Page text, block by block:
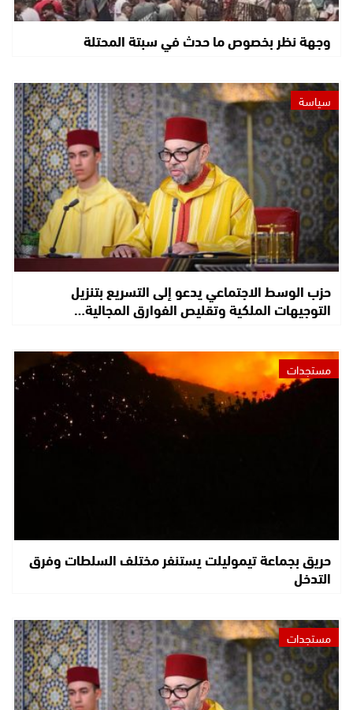
وجهة نظر بخصوص ما حدث في سبتة المحتلة
سياسة
حزب الوسط الاجتماعي يدعو إلى التسريع بتنزيل
التوجيهات الملكية وتقليص الفوارق المجالية…
مستجدات
حريق بجماعة تيموليلت يستنفر مختلف السلطات وفرق
التدخل
مستجدات